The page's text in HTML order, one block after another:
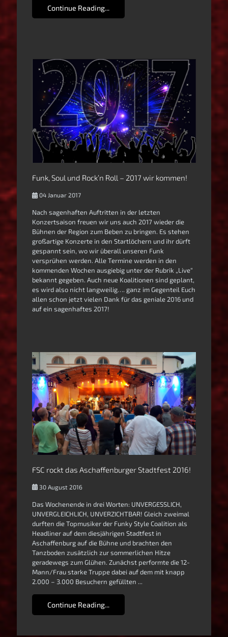
Continue Reading...
Funk, Soul und Rock’n Roll – 2017 wir kommen!
04 Januar 2017
Nach sagenhaften Auftritten in der letzten
Konzertsaison freuen wir uns auch 2017 wieder die
Bühnen der Region zum Beben zu bringen. Es stehen
großartige Konzerte in den Startlöchern und ihr dürft
gespannt sein, wo wir überall unseren Funk
versprühen werden. Alle Termine werden in den
kommenden Wochen ausgiebig unter der Rubrik „Live“
bekannt gegeben. Auch neue Koalitionen sind geplant,
es wird also nicht langweilig…. ganz im Gegenteil Euch
allen schon jetzt vielen Dank für das geniale 2016 und
auf ein sagenhaftes 2017!
FSC rockt das Aschaffenburger Stadtfest 2016!
30 August 2016
Das Wochenende in drei Worten: UNVERGESSLICH,
UNVERGLEICHLICH, UNVERZICHTBAR! Gleich zweimal
durften die Topmusiker der Funky Style Coalition als
Headliner auf dem diesjährigen Stadtfest in
Aschaffenburg auf die Bühne und brachten den
Tanzboden zusätzlich zur sommerlichen Hitze
geradewegs zum Glühen. Zunächst performte die 12-
Mann/Frau starke Truppe dabei auf dem mit knapp
2.000 – 3.000 Besuchern gefüllten ...
Continue Reading...